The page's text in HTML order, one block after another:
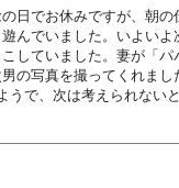
でお休みですが、
でいました。いよい
ていました。妻が「
写真を撮ってくれま
で、次は考えられな